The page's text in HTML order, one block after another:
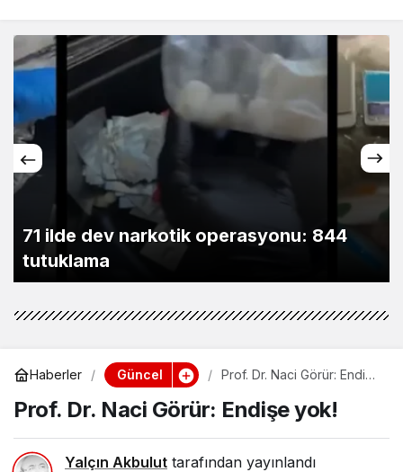
Yağmur sonrası denize girerken dikkat
Haberler Güncel
Prof. Dr. Naci Görür: Endişe
Prof. Dr. Naci Görür: Endişe yok!
Yalçın Akbulut tarafından yayınlandı